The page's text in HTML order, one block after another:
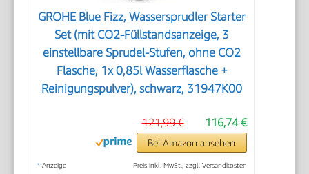
GROHE Blue Fizz, Wassersprudler Starter
Set (mit CO2-Füllstandsanzeige, 3
einstellbare Sprudel-Stufen, ohne CO2
Flasche, 1x 0,85l Wasserflasche +
Reinigungspulver), schwarz, 31947K00
116,74 €
121,99 €
Bei Amazon ansehen
* Anzeige Preis inkl. MwSt., zzgl. Versandkosten